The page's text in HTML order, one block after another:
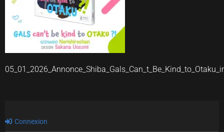
Connexion